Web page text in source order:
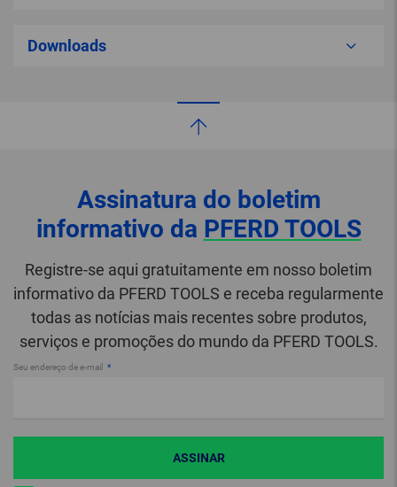
Downloads
Assinatura do boletim
informativo da PFERD TOOLS
Registre-se aqui gratuitamente em nosso boletim
informativo da PFERD TOOLS e receba regularmente
todas as notícias mais recentes sobre produtos,
serviços e promoções do mundo da PFERD TOOLS.
Seu endereço de e-mail
ASSINAR